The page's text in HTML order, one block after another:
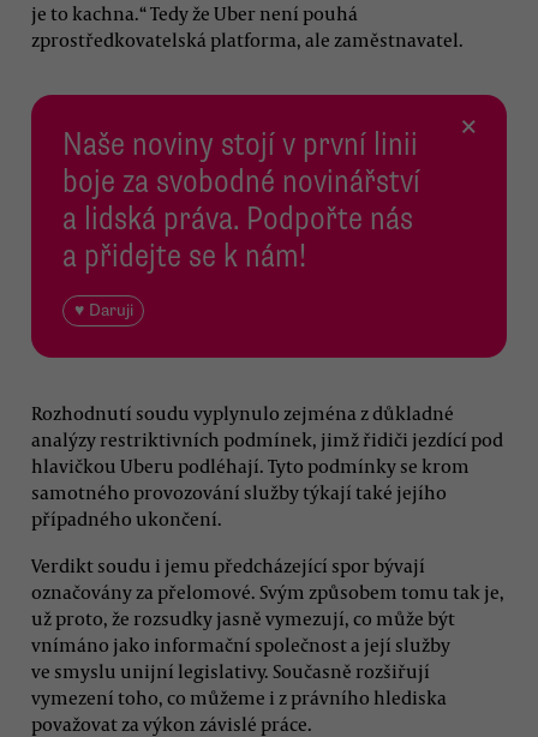
je to kachna.“ Tedy že Uber není pouhá
zprostředkovatelská platforma, ale zaměstnavatel.
Naše noviny stojí v první linii
boje za svobodné novinářství
a lidská práva. Podpořte nás
a přidejte se k nám!
♥ Daruji
×
Rozhodnutí soudu vyplynulo zejména z důkladné
analýzy restriktivních podmínek, jimž řidiči jezdící pod
hlavičkou Uberu podléhají. Tyto podmínky se krom
samotného provozování služby týkají také jejího
případného ukončení.
Verdikt soudu i jemu předcházející spor bývají
označovány za přelomové. Svým způsobem tomu tak je,
už proto, že rozsudky jasně vymezují, co může být
vnímáno jako informační společnost a její služby
ve smyslu unijní legislativy. Současně rozšiřují
vymezení toho, co můžeme i z právního hlediska
považovat za výkon závislé práce.